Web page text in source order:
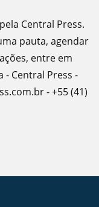
Central Press.
pauta, agendar
entre em
Central Press -
- +55 (41)